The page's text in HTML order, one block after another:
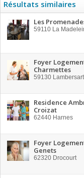
Résultats similaires
Les
59110 La
Foyer
Charmettes
59130 Lambersart
Residence
Croizat
62440 Harnes
Foyer
Genets
62320 Drocourt